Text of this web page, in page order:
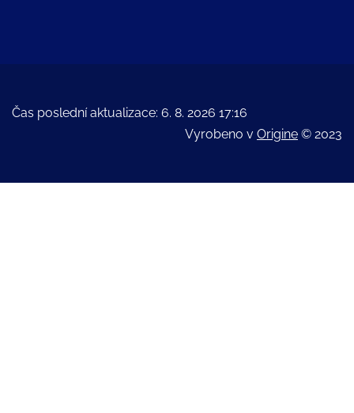
Čas poslední aktualizace: 6. 8. 2026 17:16
Vyrobeno v Origine © 2023